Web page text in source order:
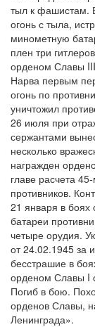
тыл к фашистам.
огонь с тыла,
минометную
плен три
орденом Славы
Нарва первым
огонь по
уничтожил
26 июля при
сержантами
несколько
награжден
главе расчета
противников.
21 января в боях
батареи
четыре орудия.
от 24.02.1945 за
бесстрашие в
орденом Славы I
Погиб в бою.
орденов Славы,
Ленинграда».